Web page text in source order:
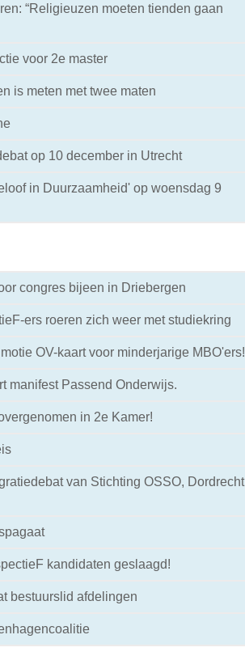
“Religieuzen moeten tienden gaan
voor 2e master
is meten met twee maten
op 10 december in Utrecht
in Duurzaamheid' op woensdag 9
congres bijeen in Driebergen
ers roeren zich weer met studiekring
OV-kaart voor minderjarige MBO'ers!
manifest Passend Onderwijs.
in 2e Kamer!
van Stichting OSSO, Dordrecht
kandidaten geslaagd!
bestuurslid afdelingen